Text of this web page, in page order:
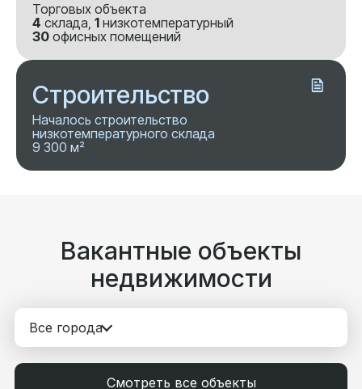
Торговых объекта
4 склада, 1 низкотемпературный
30 офисных помещений
Строительство
Началось строительство
низкотемпературного склада
9 300 м²
Вакантные объекты
недвижимости
Все города
Смотреть все объекты